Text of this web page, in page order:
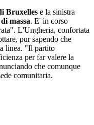
Bruxelles e la sinistra
massa. E' in corso
L'Ungheria, confortata
pur sapendo che
linea. "Il partito
per far valere la
che comunque
comunitaria.